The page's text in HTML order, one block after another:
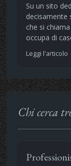
Su un sito
decisamente
che si
occupa di
Leggi l'articolo
Chi cerca